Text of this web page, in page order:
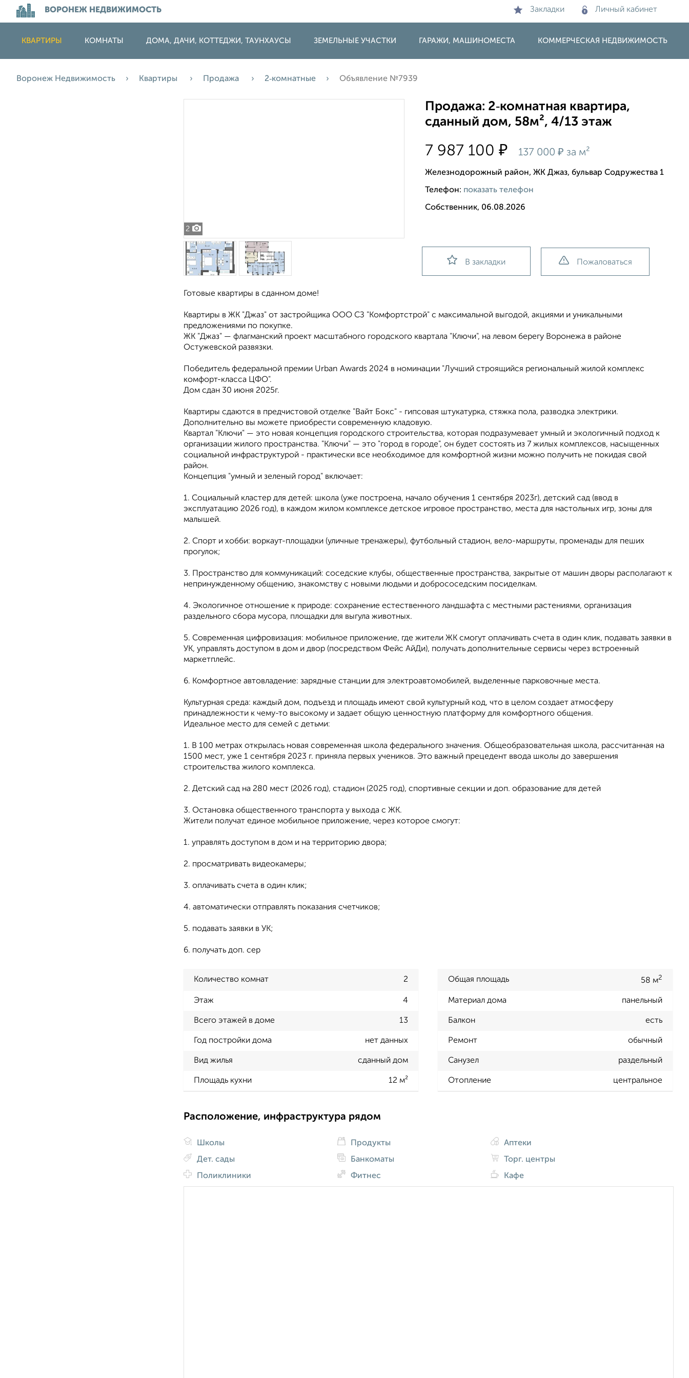
ВОРОНЕЖ НЕДВИЖИМОСТЬ Закладки Личный кабинет
КВАРТИРЫ КОМНАТЫ ДОМА, ДАЧИ, КОТТЕДЖИ, ТАУНХАУСЫ ЗЕМЕЛЬНЫЕ УЧАСТКИ ГАРАЖИ, МАШИНОМЕСТА КОММЕРЧЕСКАЯ НЕДВИЖИМОСТЬ
Воронеж Недвижимость Квартиры Продажа 2‑комнатные Объявление №7939
2
Продажа: 2‑комнатная квартира,
сданный дом, 58м², 4/13 этаж
7 987 100₽ 137 000₽ за м²
Железнодорожный район, ЖК Джаз, бульвар Содружества 1
Телефон: показать телефон
Собственник, 06.08.2026
В закладки Пожаловаться
Готовые квартиры в сданном доме!
Квартиры в ЖК "Джаз" от застройщика ООО СЗ "Комфортстрой" с максимальной выгодой, акциями и уникальными
предложениями по покупке.
ЖК "Джаз" — флагманский проект масштабного городского квартала "Ключи", на левом берегу Воронежа в районе
Остужевской развязки.
Победитель федеральной премии Urban Awards 2024 в номинации "Лучший строящийся региональный жилой комплекс
комфорт-класса ЦФО".
Дом сдан 30 июня 2025г.
Квартиры сдаются в предчистовой отделке "Вайт Бокс" - гипсовая штукатурка, стяжка пола, разводка электрики.
Дополнительно вы можете приобрести современную кладовую.
Квартал "Ключи" — это новая концепция городского строительства, которая подразумевает умный и экологичный подход к
организации жилого пространства. "Ключи" — это "город в городе", он будет состоять из 7 жилых комплексов, насыщенных
социальной инфраструктурой - практически все необходимое для комфортной жизни можно получить не покидая свой
район.
Концепция "умный и зеленый город" включает:
1. Социальный кластер для детей: школа (уже построена, начало обучения 1 сентября 2023г), детский сад (ввод в
эксплуатацию 2026 год), в каждом жилом комплексе детское игровое пространство, места для настольных игр, зоны для
малышей.
2. Спорт и хобби: воркаут-площадки (уличные тренажеры), футбольный стадион, вело-маршруты, променады для пеших
прогулок;
3. Пространство для коммуникаций: соседские клубы, общественные пространства, закрытые от машин дворы располагают к
непринужденному общению, знакомству с новыми людьми и добрососедским посиделкам.
4. Экологичное отношение к природе: сохранение естественного ландшафта с местными растениями, организация
раздельного сбора мусора, площадки для выгула животных.
5. Современная цифровизация: мобильное приложение, где жители ЖК смогут оплачивать счета в один клик, подавать заявки в
УК, управлять доступом в дом и двор (посредством Фейс АйДи), получать дополнительные сервисы через встроенный
маркетплейс.
6. Комфортное автовладение: зарядные станции для электроавтомобилей, выделенные парковочные места.
Культурная среда: каждый дом, подъезд и площадь имеют свой культурный код, что в целом создает атмосферу
принадлежности к чему-то высокому и задает общую ценностную платформу для комфортного общения.
Идеальное место для семей с детьми:
1. В 100 метрах открылась новая сoвpeменная шкoла федерального значения. Общеобразовательная школа, рассчитанная на
1500 мест, уже 1 сентября 2023 г. приняла первых учеников. Это важный прецедент ввода школы до завершения
строительства жилого комплекса.
2. Детский caд на 280 мест (2026 год), стадион (2025 год), спортивные секции и доп. образование для детей
3. Остaновкa oбществeннoго транспоpтa у выхода с ЖК.
Жители получат единое мобильное приложение, через которое смогут:
1. управлять доступом в дом и на территорию двора;
2. просматривать видеокамеры;
3. оплачивать счета в один клик;
4. автоматически отправлять показания счетчиков;
5. подавать заявки в УК;
6. получать доп. сер
Количество комнат 2 Общая площадь 58 м2
Этаж 4 Материал дома панельный
Всего этажей в доме 13 Балкон есть
Год постройки дома нет данных Ремонт обычный
Вид жилья сданный дом Санузел раздельный
Площадь кухни 12 м² Отопление центральное
Расположение, инфраструктура рядом
Школы
Дет. сады
Поликлиники
Продукты
Банкоматы
Фитнес
Аптеки
Торг. центры
Кафе